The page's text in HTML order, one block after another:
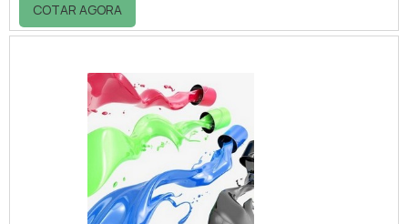
COTAR AGORA